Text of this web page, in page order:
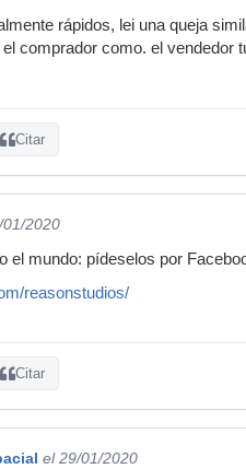
rápidos, lei una queja
comprador como. el vendedor
Citar
01/2020
el mundo: pídeselos por
reasonstudios/
Citar
el 29/01/2020